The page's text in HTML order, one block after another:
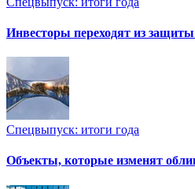
Инвесторы переходят из
Спецвыпуск: итоги года
Объекты, которые изменят